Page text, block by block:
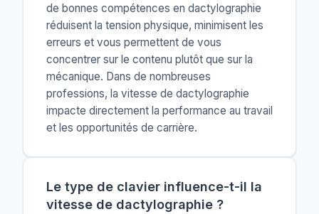
de bonnes compétences en dactylographie
réduisent la tension physique, minimisent les
erreurs et vous permettent de vous
concentrer sur le contenu plutôt que sur la
mécanique. Dans de nombreuses
professions, la vitesse de dactylographie
impacte directement la performance au travail
et les opportunités de carrière.
Le type de clavier influence-t-il la
vitesse de dactylographie ?